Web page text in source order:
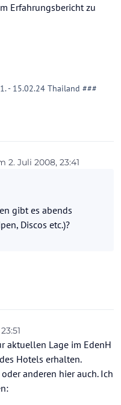
Erfahrungsbericht zu
- 15.02.24 Thailand ###
2. Juli 2008, 23:41
von
gibt es abends
Discos etc.)?
aktuellen Lage im EdenH
Hotels erhalten.
anderen hier auch. Ich